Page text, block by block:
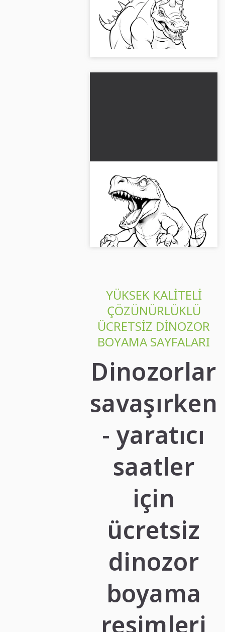
Dinozorların dünyasına dal! Bu
detaylı boyama resmini ücretsiz
indir ve bu heyecan verici yaratıklar
hakkında daha fazla bilgi edin....
Öfkeli dinozor: Boyama
sayfasını ücretsiz indirin
Dinozorları hayata geçirin ücretsiz
boyama sayfamızla! Kayıt
gerekmez. Şimdi indirin!...
YÜKSEK KALITELI
ÇÖZÜNÜRLÜKLÜ
ÜCRETSIZ DINOZOR
BOYAMA SAYFALARI
Dinozorlar
savaşırken
- yaratıcı
saatler
için
ücretsiz
dinozor
boyama
resimleri